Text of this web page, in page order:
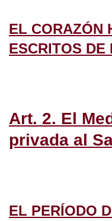
EL CORAZÓN
ESCRITOS DE
Art. 2. El
privada al
EL PERÍODO